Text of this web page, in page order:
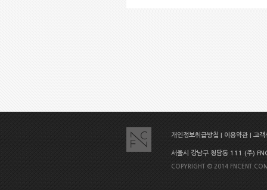
개인정보취급방침 이용약관 고
서울시 강남구 청담동 111 (주)
COPYRIGHT © 2014